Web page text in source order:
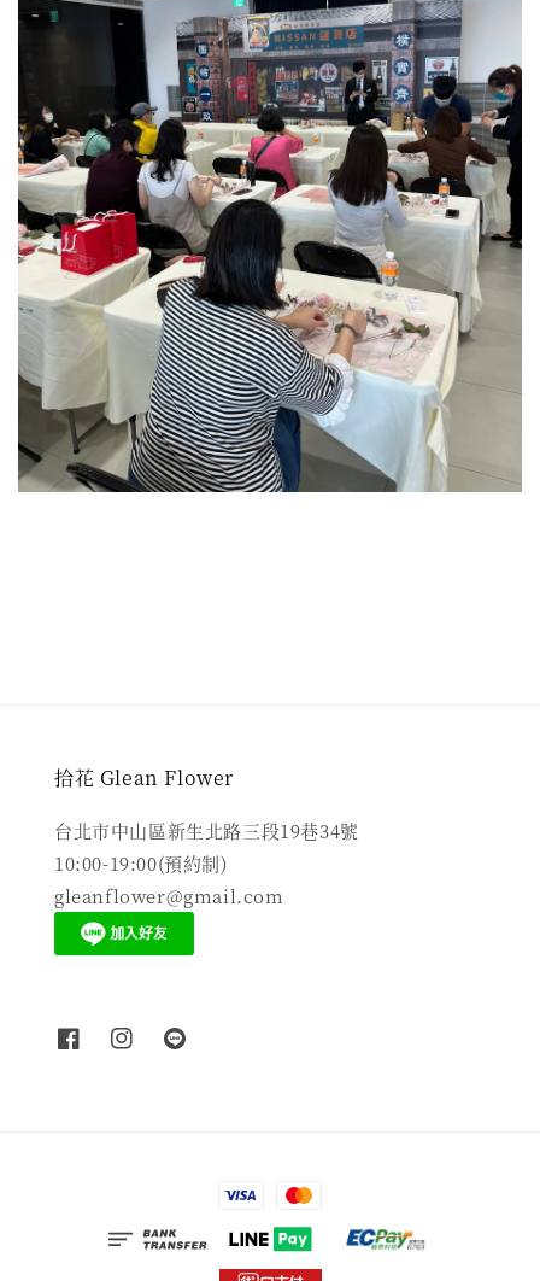
拾花 Glean Flower
台北市中山區新生北路三段19巷34號
10:00-19:00(預約制)
gleanflower@gmail.com